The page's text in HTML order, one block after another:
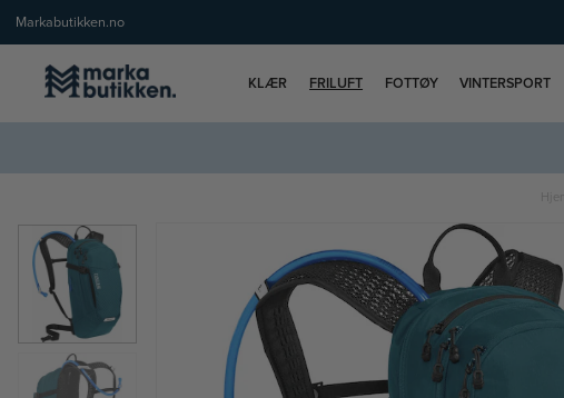
Markabutikken.no
KLÆR FRILUFT FOTTØY VINTERSPORT
Hjem